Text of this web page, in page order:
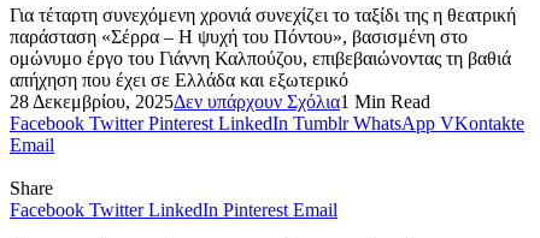
Για τέταρτη συνεχόμενη χρονιά συνεχίζει το ταξίδι της η θεατρική
παράσταση «Σέρρα – Η ψυχή του Πόντου», βασισμένη στο
ομώνυμο έργο του Γιάννη Καλπούζου, επιβεβαιώνοντας τη βαθιά
απήχηση που έχει σε Ελλάδα και εξωτερικό
28 Δεκεμβρίου, 2025Δεν υπάρχουν Σχόλια1 Min Read
Facebook Twitter Pinterest LinkedIn Tumblr WhatsApp VKontakte
Email
Share
Facebook Twitter LinkedIn Pinterest Email